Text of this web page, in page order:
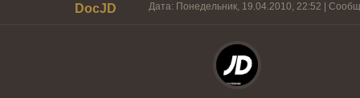
DocJD Дата: Понедельник, 19.04.2010, 22:52 |